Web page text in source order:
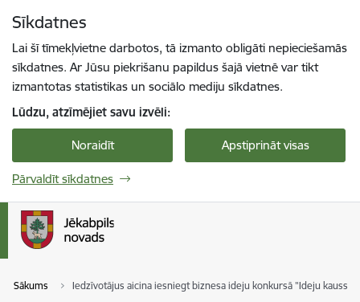
Sīkdatnes
Lai šī tīmekļvietne darbotos, tā izmanto obligāti nepieciešamās
sīkdatnes. Ar Jūsu piekrišanu papildus šajā vietnē var tikt
izmantotas statistikas un sociālo mediju sīkdatnes.
Lūdzu, atzīmējiet savu izvēli:
Noraidīt Apstiprināt visas
Pārvaldīt sīkdatnes
Sākums Iedzīvotājus aicina iesniegt biznesa ideju konkursā "Ideju kauss